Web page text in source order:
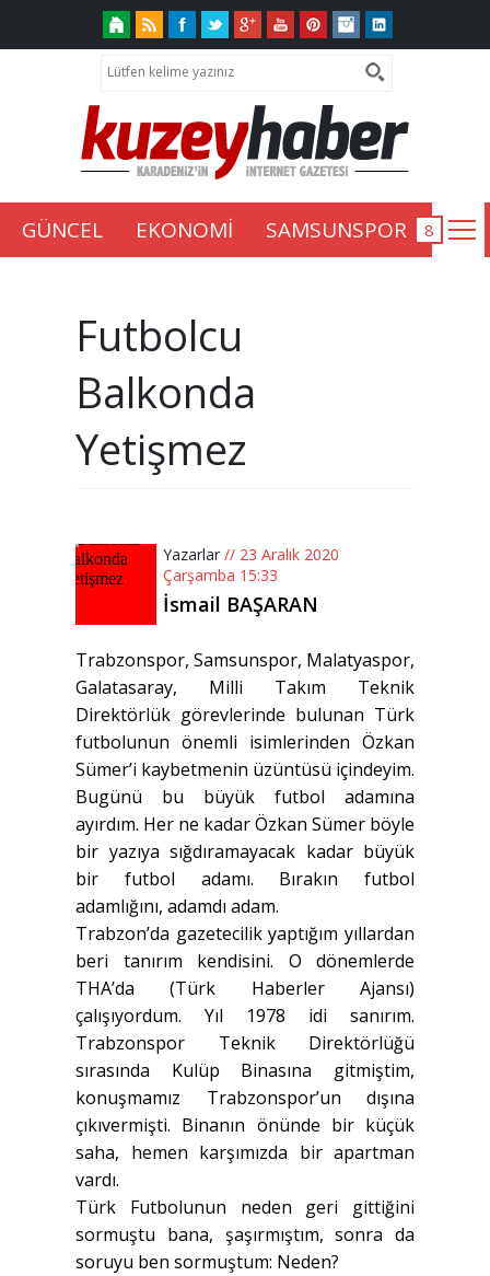
GÜNCEL EKONOMİ SAMSUNSPOR
Futbolcu
Balkonda
Yetişmez
Yazarlar // 23 Aralık 2020
Çarşamba 15:33
İsmail BAŞARAN
Trabzonspor, Samsunspor, Malatyaspor,
Galatasaray, Milli Takım Teknik
Direktörlük görevlerinde bulunan Türk
futbolunun önemli isimlerinden Özkan
Sümer’i kaybetmenin üzüntüsü içindeyim.
Bugünü bu büyük futbol adamına
ayırdım. Her ne kadar Özkan Sümer böyle
bir yazıya sığdıramayacak kadar büyük
bir futbol adamı. Bırakın futbol
adamlığını, adamdı adam.
Trabzon’da gazetecilik yaptığım yıllardan
beri tanırım kendisini. O dönemlerde
THA’da (Türk Haberler Ajansı)
çalışıyordum. Yıl 1978 idi sanırım.
Trabzonspor Teknik Direktörlüğü
sırasında Kulüp Binasına gitmiştim,
konuşmamız Trabzonspor’un dışına
çıkıvermişti. Binanın önünde bir küçük
saha, hemen karşımızda bir apartman
vardı.
Türk Futbolunun neden geri gittiğini
sormuştu bana, şaşırmıştım, sonra da
soruyu ben sormuştum: Neden?